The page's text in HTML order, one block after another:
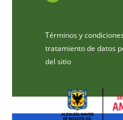
Términos y condiciones
tratamiento de datos
del sitio